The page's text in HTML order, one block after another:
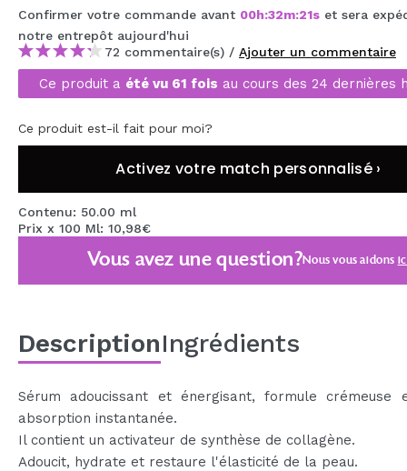
MAQUIFARMA
KOREA ZONE
TRAVEL SIZE
NATURE
OFFRES
OUTLET
ILS SONT REVENUS!
BLOG
Confirmer votre commande avant 00h:32m:21s et sera
notre entrepôt aujourd'hui
72 commentaire(s) / Ajouter un commentaire
Ce produit a été vu 61 fois au cours des 24 dernières
Ce produit est-il fait pour moi?
Activez votre match personnalisé ›
Contenu: 50.00 ml
Prix x 100 Ml: 10,98€
Vous avez une question?Nous vous aidons
DescriptionIngrédients
Sérum adoucissant et énergisant, formule crémeuse
absorption instantanée.
Il contient un activateur de synthèse de collagène.
Adoucit, hydrate et restaure l'élasticité de la peau.